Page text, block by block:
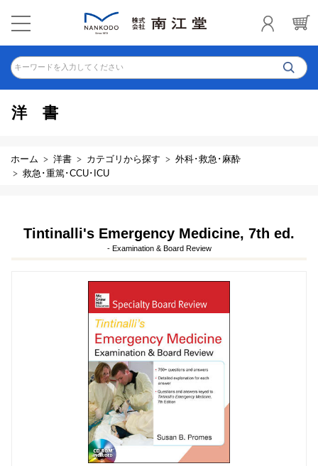
キーワードを入力してください
洋書
ホーム 洋書 カテゴリから探す
外科･救急･麻酔
救急･重篤･CCU･ICU
Tintinalli's Emergency Medicine, 7th ed.
- Examination & Board Review